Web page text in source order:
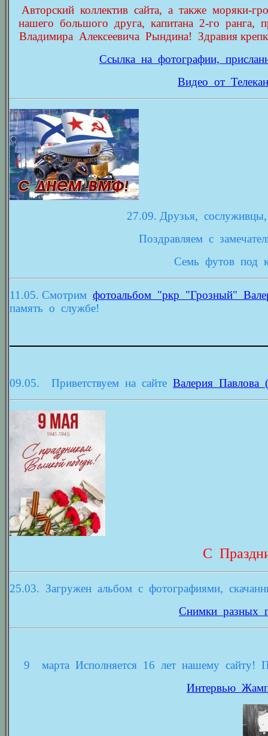
Авторский коллектив сайта, а также моряки-
нашего большого друга, капитана 2-го ранга,
Владимира Алексеевича Рындина! Здравия
Ссылка на фотографии,
Видео от
27.09. Друзья,
Поздравляем с
Семь футов под
11.05. Смотрим фотоальбом "ркр "Грозный"
память о службе!
09.05. Приветствуем на сайте Валерия
С
25.03. Загружен альбом с фотографиями,
Снимки разных
9
марта Исполняется 16 лет нашему сайту!
Интервью